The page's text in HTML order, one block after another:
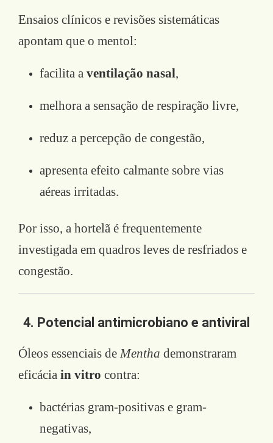
Ensaios clínicos e revisões sistemáticas
apontam que o mentol:
facilita a ventilação nasal,
melhora a sensação de respiração livre,
reduz a percepção de congestão,
apresenta efeito calmante sobre vias
aéreas irritadas.
Por isso, a hortelã é frequentemente
investigada em quadros leves de resfriados e
congestão.
4. Potencial antimicrobiano e antiviral
Óleos essenciais de Mentha demonstraram
eficácia in vitro contra:
bactérias gram-positivas e gram-
negativas,